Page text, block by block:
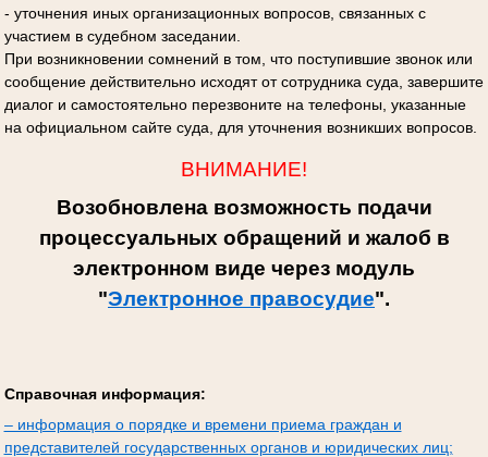
- уточнения иных организационных вопросов, связанных с
участием в судебном заседании.
При возникновении сомнений в том, что поступившие звонок или
сообщение действительно исходят от сотрудника суда, завершите
диалог и самостоятельно перезвоните на телефоны, указанные
на официальном сайте суда, для уточнения возникших вопросов.
ВНИМАНИЕ!
Возобновлена возможность подачи
процессуальных обращений и жалоб в
электронном виде через модуль
"Электронное правосудие".
Справочная информация:
– информация о порядке и времени приема граждан и
представителей государственных органов и юридических лиц;